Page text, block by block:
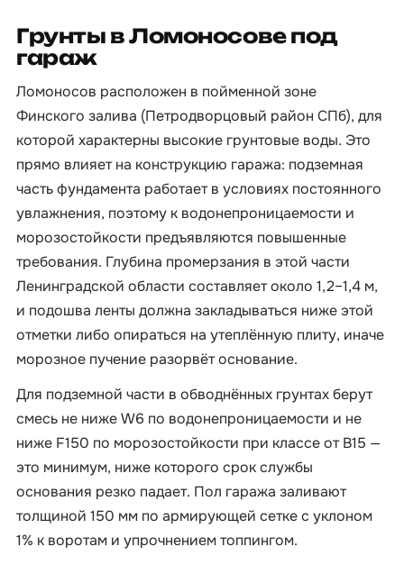
Грунты в Ломоносове под
гараж
Ломоносов расположен в пойменной зоне
Финского залива (Петродворцовый район СПб), для
которой характерны высокие грунтовые воды. Это
прямо влияет на конструкцию гаража: подземная
часть фундамента работает в условиях постоянного
увлажнения, поэтому к водонепроницаемости и
морозостойкости предъявляются повышенные
требования. Глубина промерзания в этой части
Ленинградской области составляет около 1,2–1,4 м,
и подошва ленты должна закладываться ниже этой
отметки либо опираться на утеплённую плиту, иначе
морозное пучение разорвёт основание.
Для подземной части в обводнённых грунтах берут
смесь не ниже W6 по водонепроницаемости и не
ниже F150 по морозостойкости при классе от B15 —
это минимум, ниже которого срок службы
основания резко падает. Пол гаража заливают
толщиной 150 мм по армирующей сетке с уклоном
1% к воротам и упрочнением топпингом.